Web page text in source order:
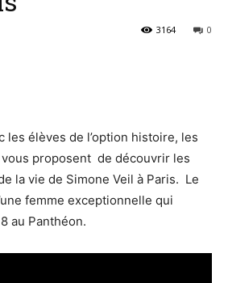
0
3164
les élèves de l’option histoire, les
vous proposent de découvrir les
la vie de Simone Veil à Paris. Le
femme exceptionnelle qui
au Panthéon.